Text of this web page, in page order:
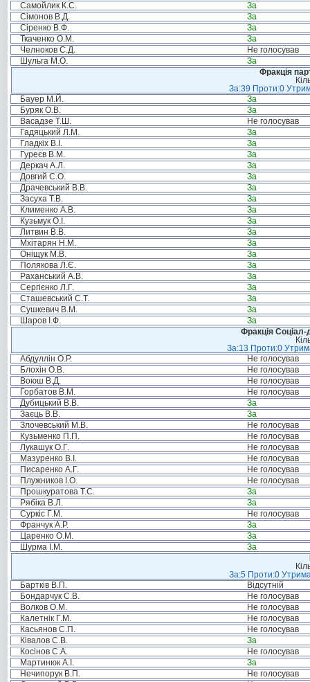
Самойлик К.С.
За
Сімонов В.Д.
За
Сіренко В.Ф.
За
Ткаченко О.М.
За
Челноков С.Д.
Не голосував
Шульга М.О.
За
Фракція
За:39 Проти:0
Бауер М.Й.
За
Буряк О.В.
За
Васадзе Т.Ш.
Не голосував
Гадяцький Л.М.
За
Гладкіх В.І.
За
Гуреєв В.М.
За
Деркач А.Л.
За
Довгий С.О.
За
Драчевський В.В.
За
Засуха Т.В.
За
Клименко А.В.
За
Кузьмук О.І.
За
Литвин В.В.
За
Мхітарян Н.М.
За
Оніщук М.В.
За
Полякова Л.Є.
За
Раханський А.В.
За
Сергієнко Л.Г.
За
Сташевський С.Т.
За
Сушкевич В.М.
За
Шаров І.Ф.
За
Фракція Соціал-
За:13 Проти:0
Абдуллін О.Р.
Не голосував
Блохін О.В.
Не голосував
Воюш В.Д.
Не голосував
Горбатов В.М.
Не голосував
Дубицький В.В.
За
Заєць В.В.
За
Злочевський М.В.
Не голосував
Кузьменко П.П.
Не голосував
Лукашук О.Г.
Не голосував
Мазуренко В.І.
Не голосував
Писаренко А.Г.
Не голосував
Плужников І.О.
Не голосував
Прошкуратова Т.С.
За
Рябіка В.Л.
За
Суркіс Г.М.
Не голосував
Франчук А.Р.
За
Царенко О.М.
За
Шурма І.М.
За
За:5 Проти:0
Бартків В.П.
Відсутній
Бондарчук С.В.
Не голосував
Волков О.М.
Не голосував
Калетнік Г.М.
Не голосував
Касьянов С.П.
Не голосував
Ківалов С.В.
За
Косінов С.А.
Не голосував
Мартинюк А.І.
За
Нечипорук В.П.
Не голосував